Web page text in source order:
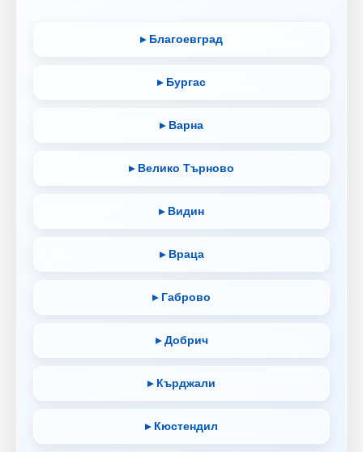
▸ Благоевград
▸ Бургас
▸ Варна
▸ Велико Търново
▸ Видин
▸ Враца
▸ Габрово
▸ Добрич
▸ Кърджали
▸ Кюстендил